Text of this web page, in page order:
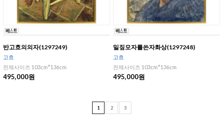
반고흐의의자(1297249)
고흐
전체사이즈 103cm*136cm
495,000원
밀짚모자를쓴자화상(1297248)
고흐
전체사이즈 103cm*136cm
495,000원
1 2 3